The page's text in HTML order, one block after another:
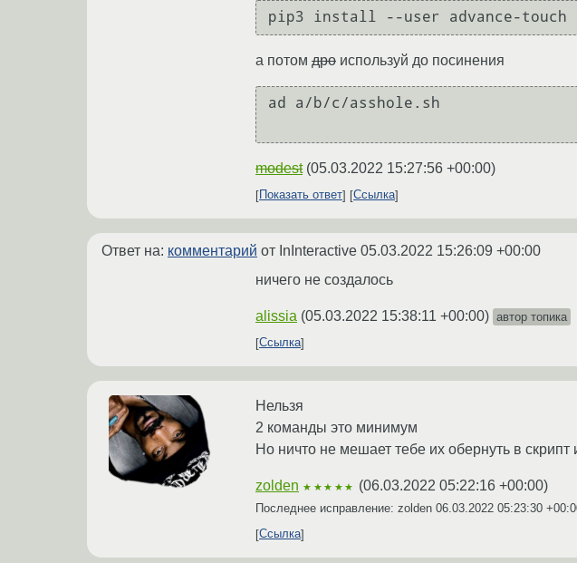
а потом дро используй до посинения
ad a/b/c/asshole.sh
modest (05.03.2022 15:27:56 +00:00)
Показать ответ Ссылка
Ответ на: комментарий от InInteractive 05.03.2022 15:26:09 +00:00
ничего не создалось
alissia (05.03.2022 15:38:11 +00:00) автор топика
Ссылка
Нельзя
2 команды это минимум
Но ничто не мешает тебе их обернуть в
zolden ★★★★★ (06.03.2022 05:22:16 +00:00)
Последнее исправление: zolden 06.03.2022 05:23:30
Ссылка